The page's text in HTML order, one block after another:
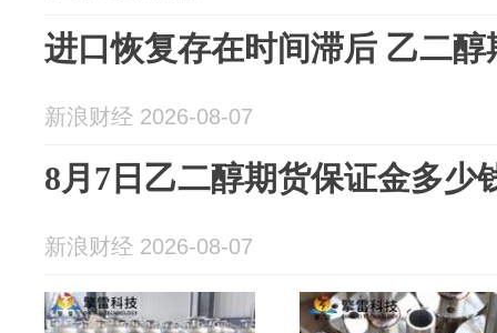
进口恢复存在时间滞后 乙二
新浪财经 2026-08-07
8月7日乙二醇期货保证金多少
新浪财经 2026-08-07